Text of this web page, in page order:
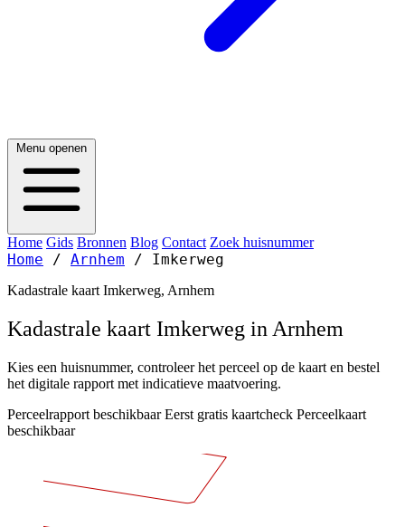
Menu openen
Home Gids Bronnen Blog Contact Zoek huisnummer
Home / Arnhem / Imkerweg
Kadastrale kaart Imkerweg, Arnhem
Kadastrale kaart Imkerweg in Arnhem
Kies een huisnummer, controleer het perceel op de kaart en bestel
het digitale rapport met indicatieve maatvoering.
Perceelrapport beschikbaar Eerst gratis kaartcheck Perceelkaart
beschikbaar